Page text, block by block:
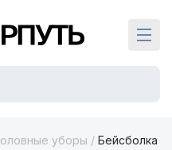
страницу
уборы / Бейсболка